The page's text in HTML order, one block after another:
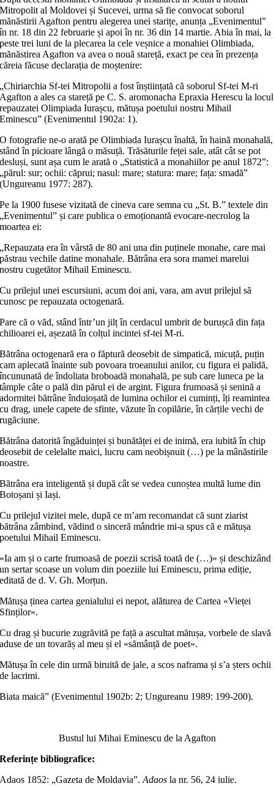
Mitropolit al Moldovei și Sucevei, urma să fie convocat soborul
mănăstirii Agafton pentru alegerea unei starițe, anunța „Evenimentul”
în nr. 18 din 22 februarie și apoi în nr. 36 din 14 martie. Abia în mai, la
peste trei luni de la plecarea la cele veșnice a monahiei Olimbiada,
mănăstirea Agafton va avea o nouă stareță, exact pe cea în prezența
căreia făcuse declarația de moștenire:
„Chiriarchia Sf-tei Mitropolii a fost înștiințată că soborul Sf-tei M-ri
Agafton a ales ca stareță pe C. S. aromonacha Epraxia Herescu la locul
repauzatei Olimpiada Iurașcu, mătușa poetului nostru Mihail
Eminescu” (Evenimentul 1902a: 1).
O fotografie ne-o arată pe Olimbiada Iurașcu înaltă, în haină monahală,
stând în picioare lângă o măsuță. Trăsăturile feței sale, atât cât se pot
desluși, sunt așa cum le arată o „Statistică a monahiilor pe anul 1872”:
„părul: sur; ochii: căprui; nasul: mare; statura: mare; fața: smadă”
(Ungureanu 1977: 287).
Pe la 1900 fusese vizitată de cineva care semna cu „St. B.” textele din
„Evenimentul” și care publica o emoționantă evocare-necrolog la
moartea ei:
„Repauzata era în vârstă de 80 ani una din puținele monahe, care mai
păstrau vechile datine monahale. Bătrâna era sora mamei marelui
nostru cugetător Mihail Eminescu.
Cu prilejul unei escursiuni, acum doi ani, vara, am avut prilejul să
cunosc pe repauzata octogenară.
Pare că o văd, stând într’un jilț în cerdacul umbrit de burușcă din fața
chilioarei ei, așezată în colțul incintei sf-tei M-ri.
Bătrâna octogenară era o făptură deosebit de simpatică, micuță, puțin
cam aplecată înainte sub povoara troeanului anilor, cu figura ei palidă,
încununată de îndoliata broboadă monahală, pe sub care luneca pe la
tâmple câte o pală din părul ei de argint. Figura frumoasă și senină a
adormitei bătrâne înduioșată de lumina ochilor ei cuminți, îți reamintea
cu drag, unele capete de sfinte, văzute în copilărie, în cărțile vechi de
rugăciune.
Bătrâna datorită îngăduinței și bunătăței ei de inimă, era iubită în chip
deosebit de celelalte maici, lucru cam neobișnuit (…) pe la mânăstirile
noastre.
Bătrâna era inteligentă și după cât se vedea cunoștea multă lume din
Botoșani și Iași.
Cu prilejul vizitei mele, după ce m’am recomandat că sunt ziarist
bătrâna zâmbind, vădind o sinceră mândrie mi-a spus că e mătușa
poetului Mihail Eminescu.
«Ia am și o carte frumoasă de poezii scrisă toată de (…)» și deschizând
un sertar scoase un volum din poeziile lui Eminescu, prima ediție,
editată de d. V. Gh. Morțun.
Mătușa ținea cartea genialului ei nepot, alăturea de Cartea «Vieței
Sfinților».
Cu drag și bucurie zugrăvită pe față a ascultat mătușa, vorbele de slavă
aduse de un tovarăș al meu și el «sămânță de poet».
Mătușa în cele din urmă biruită de jale, a scos naframa și s’a șters ochii
de lacrimi.
Biata maică” (Evenimentul 1902b: 2; Ungureanu 1989: 199-200).
Bustul lui Mihai Eminescu de la Agafton
Referințe bibliografice:
Adaos 1852: „Gazeta de Moldavia”.Adaos la nr. 56, 24 iulie.